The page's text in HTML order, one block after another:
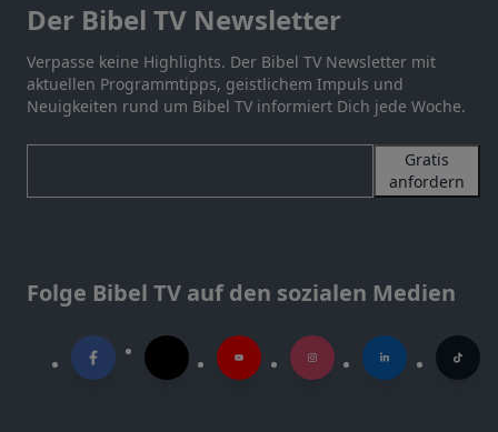
Der Bibel TV Newsletter
Verpasse keine Highlights. Der Bibel TV Newsletter mit
aktuellen Programmtipps, geistlichem Impuls und
Neuigkeiten rund um Bibel TV informiert Dich jede Woche.
Gratis
anfordern
Folge Bibel TV auf den sozialen Medien